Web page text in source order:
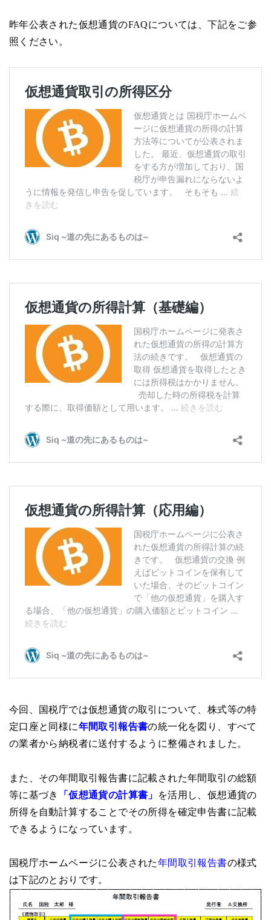
昨年公表された仮想通貨のFAQについては、下記をご参
照ください。
今回、国税庁では仮想通貨の取引について、株式等の特
定口座と同様に年間取引報告書の統一化を図り、すべて
の業者から納税者に送付するように整備されました。
また、その年間取引報告書に記載された年間取引の総額
等に基づき
「仮想通貨の計算書」
を活用し、仮想通貨の
所得を自動計算することでその所得を確定申告書に記載
できるようになっています。
国税庁ホームページに公表された年間取引報告書の様式
は下記のとおりです。